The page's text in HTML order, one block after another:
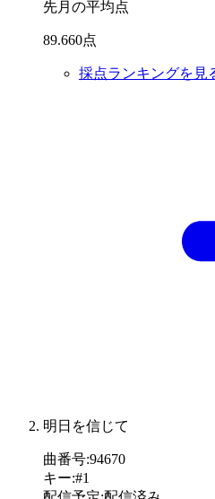
先月の平均点
89.660点
採点ランキングを見
明日を信じて
曲番号:94670
キー:#1